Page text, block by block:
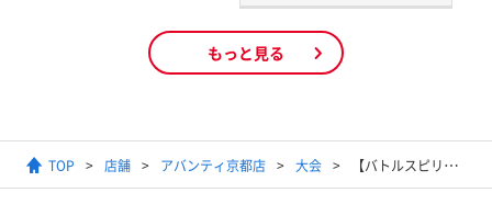
もっと見る
TOP 店舗 アバンティ京都店 大会 【バトルスピリッツ】バトスピショップバトル (エターナル)